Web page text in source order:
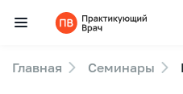
Семинары
Главная Семинары